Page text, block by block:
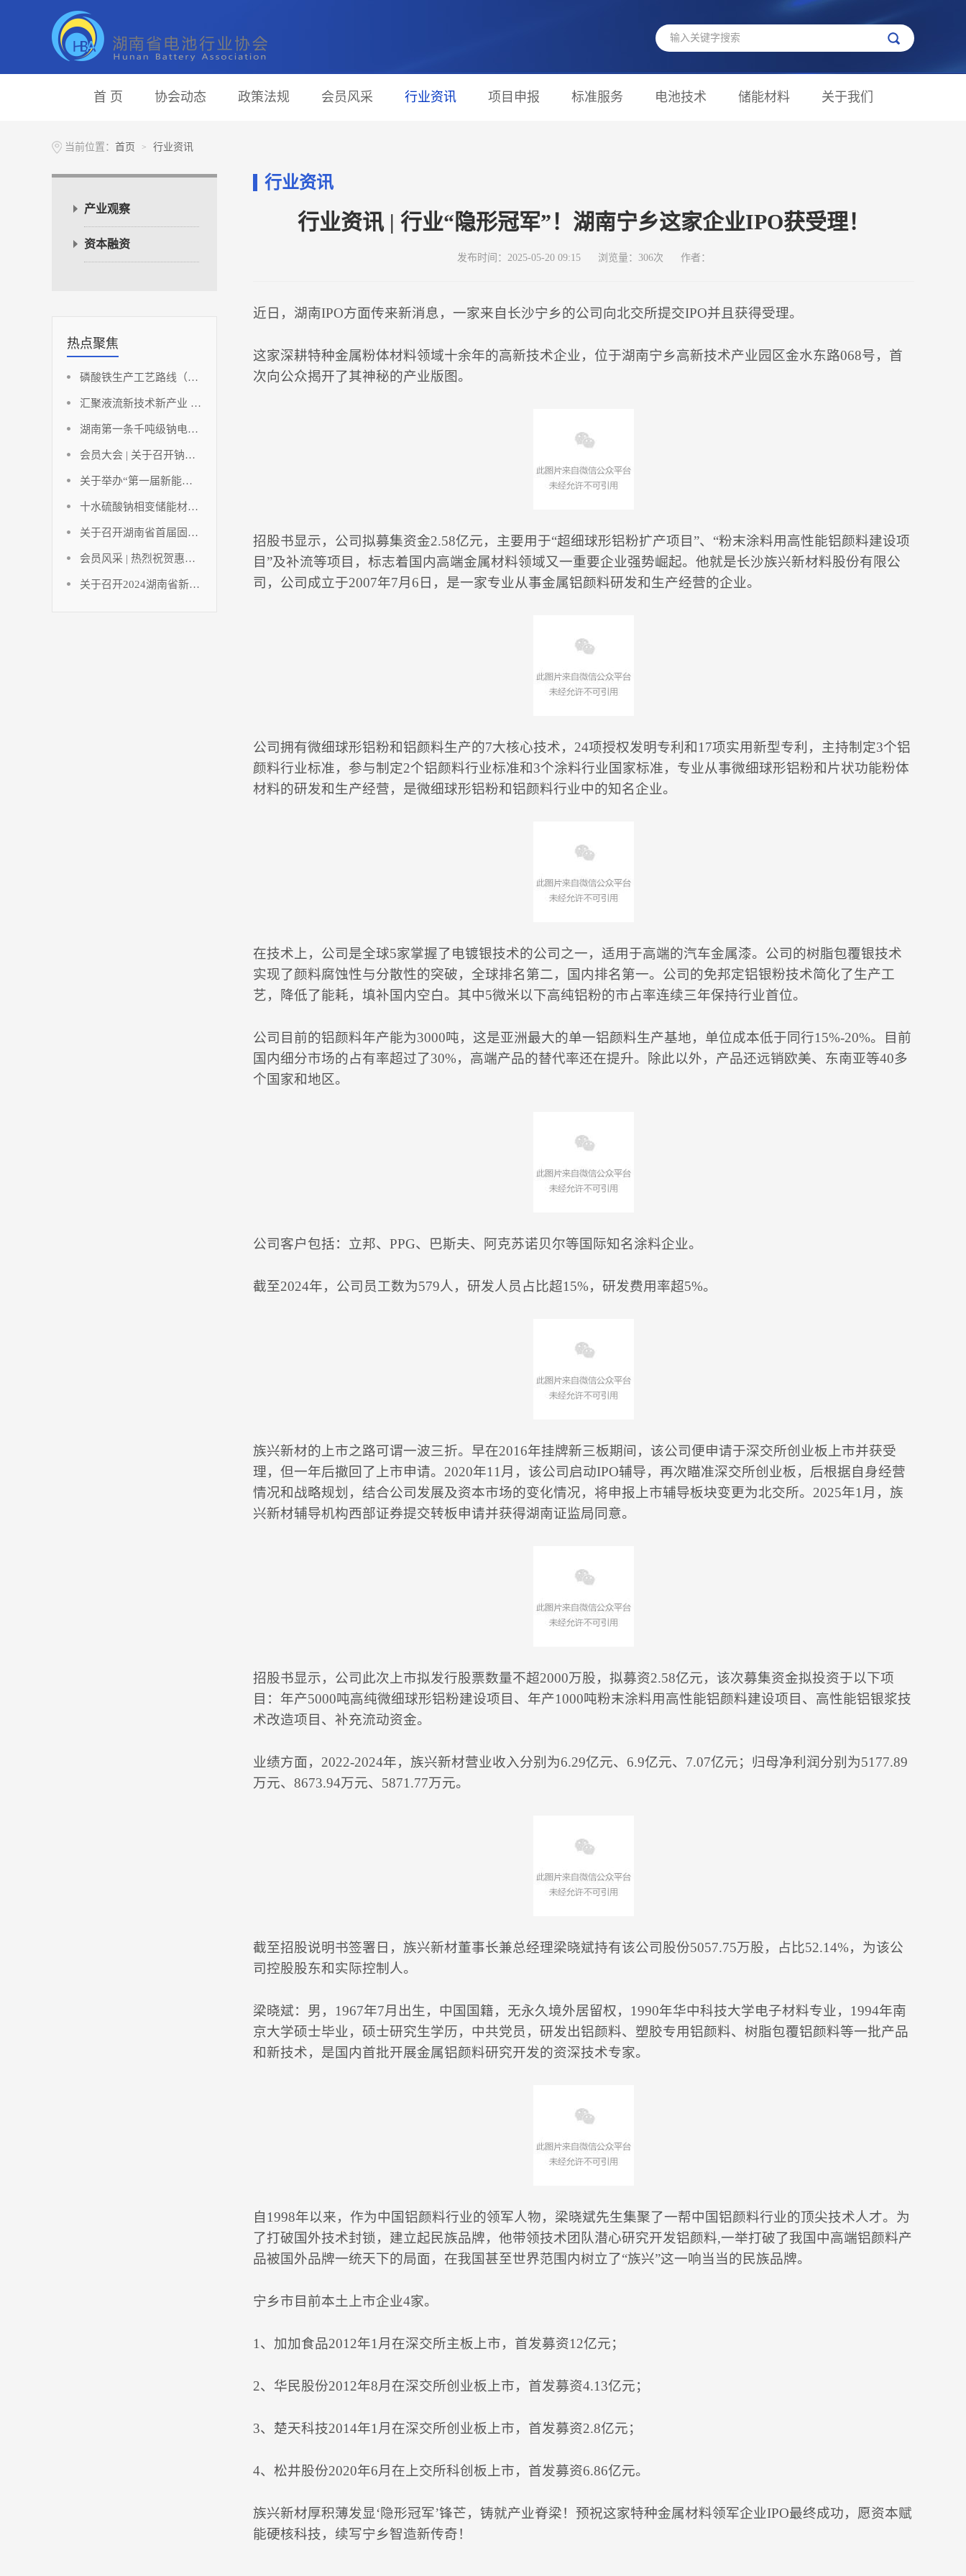
首 页 协会动态 政策法规 会员风采 行业资讯 项目申报 标准服务 电池技术 储能材料 关于我们
当前位置： 首页 > 行业资讯
产业观察
资本融资
热点聚焦
磷酸铁生产工艺路线（铁法部分）
汇聚液流新技术新产业 助推湖南储能新能源高地
湖南第一条千吨级钠电负极材料点火投产！
会员大会 | 关于召开钠离子动力电池发展与创新应用论坛暨碳酸锂应用发展分析及应对策略研讨会（会员大会）的通知
关于举办“第一届新能源与储能工程湘江国际论坛暨2023中国（长沙）电池产业博览会”的通知
十水硫酸钠相变储能材料研究进展
关于召开湖南省首届固态电池创新发展论坛暨固态电池技术创新联合体成立大会的通知
会员风采 | 热烈祝贺惠同新材成为湖南省电池行业协会及协会氢能产业技术创新联合体副会长单位！
关于召开2024湖南省新能源电池技术讲座暨湖南省电池行业协会年终工作总结的通知
行业资讯
行业资讯 | 行业“隐形冠军”！湖南宁乡这家企业IPO获受理！
发布时间：2025-05-20 09:15 浏览量：306次 作者：
近日，湖南IPO方面传来新消息，一家来自长沙宁乡的公司向北交所提交IPO并且获得受理。
这家深耕特种金属粉体材料领域十余年的高新技术企业，位于湖南宁乡高新技术产业园区金水东路068号，首
次向公众揭开了其神秘的产业版图。
招股书显示，公司拟募集资金2.58亿元，主要用于“超细球形铝粉扩产项目”、“粉末涂料用高性能铝颜料建设项
目”及补流等项目，标志着国内高端金属材料领域又一重要企业强势崛起。他就是长沙族兴新材料股份有限公
司，公司成立于2007年7月6日，是一家专业从事金属铝颜料研发和生产经营的企业。
公司拥有微细球形铝粉和铝颜料生产的7大核心技术，24项授权发明专利和17项实用新型专利，主持制定3个铝
颜料行业标准，参与制定2个铝颜料行业标准和3个涂料行业国家标准，专业从事微细球形铝粉和片状功能粉体
材料的研发和生产经营，是微细球形铝粉和铝颜料行业中的知名企业。
在技术上，公司是全球5家掌握了电镀银技术的公司之一，适用于高端的汽车金属漆。公司的树脂包覆银技术
实现了颜料腐蚀性与分散性的突破，全球排名第二，国内排名第一。公司的免邦定铝银粉技术简化了生产工
艺，降低了能耗，填补国内空白。其中5微米以下高纯铝粉的市占率连续三年保持行业首位。
公司目前的铝颜料年产能为3000吨，这是亚洲最大的单一铝颜料生产基地，单位成本低于同行15%-20%。目前
国内细分市场的占有率超过了30%，高端产品的替代率还在提升。除此以外，产品还远销欧美、东南亚等40多
个国家和地区。
公司客户包括：立邦、PPG、巴斯夫、阿克苏诺贝尔等国际知名涂料企业。
截至2024年，公司员工数为579人，研发人员占比超15%，研发费用率超5%。
族兴新材的上市之路可谓一波三折。早在2016年挂牌新三板期间，该公司便申请于深交所创业板上市并获受
理，但一年后撤回了上市申请。2020年11月，该公司启动IPO辅导，再次瞄准深交所创业板，后根据自身经营
情况和战略规划，结合公司发展及资本市场的变化情况，将申报上市辅导板块变更为北交所。2025年1月，族
兴新材辅导机构西部证券提交转板申请并获得湖南证监局同意。
招股书显示，公司此次上市拟发行股票数量不超2000万股，拟募资2.58亿元，该次募集资金拟投资于以下项
目：年产5000吨高纯微细球形铝粉建设项目、年产1000吨粉末涂料用高性能铝颜料建设项目、高性能铝银浆技
术改造项目、补充流动资金。
业绩方面，2022-2024年，族兴新材营业收入分别为6.29亿元、6.9亿元、7.07亿元；归母净利润分别为5177.89
万元、8673.94万元、5871.77万元。
截至招股说明书签署日，族兴新材董事长兼总经理梁晓斌持有该公司股份5057.75万股，占比52.14%，为该公
司控股股东和实际控制人。
梁晓斌：男，1967年7月出生，中国国籍，无永久境外居留权，1990年华中科技大学电子材料专业，1994年南
京大学硕士毕业，硕士研究生学历，中共党员，研发出铝颜料、塑胶专用铝颜料、树脂包覆铝颜料等一批产品
和新技术，是国内首批开展金属铝颜料研究开发的资深技术专家。
自1998年以来，作为中国铝颜料行业的领军人物，梁晓斌先生集聚了一帮中国铝颜料行业的顶尖技术人才。为
了打破国外技术封锁，建立起民族品牌，他带领技术团队潜心研究开发铝颜料,一举打破了我国中高端铝颜料产
品被国外品牌一统天下的局面，在我国甚至世界范围内树立了“族兴”这一响当当的民族品牌。
宁乡市目前本土上市企业4家。
1、加加食品2012年1月在深交所主板上市，首发募资12亿元；
2、华民股份2012年8月在深交所创业板上市，首发募资4.13亿元；
3、楚天科技2014年1月在深交所创业板上市，首发募资2.8亿元；
4、松井股份2020年6月在上交所科创板上市，首发募资6.86亿元。
族兴新材厚积薄发显‘隐形冠军’锋芒，铸就产业脊梁！预祝这家特种金属材料领军企业IPO最终成功，愿资本赋
能硬核科技，续写宁乡智造新传奇！